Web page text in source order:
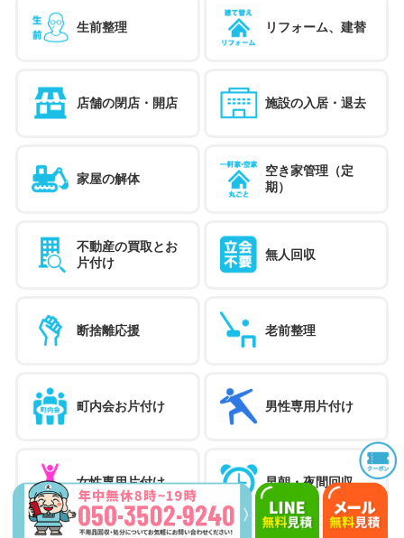
生前整理 リフォーム、建替
店舗の閉店・開店 施設の入居・退去
家屋の解体
空き家管理（定
期）
不動産の買取とお
片付け
無人回収
断捨離応援 老前整理
町内会お片付け 男性専用片付け
女性専用片付け 早朝・夜間回収